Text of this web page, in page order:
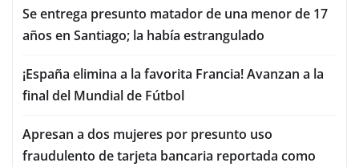
Se entrega presunto matador de una menor de 17
años en Santiago; la había estrangulado
¡España elimina a la favorita Francia! Avanzan a la
final del Mundial de Fútbol
Apresan a dos mujeres por presunto uso
fraudulento de tarjeta bancaria reportada como